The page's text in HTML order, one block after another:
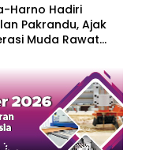
Harno Hadiri
Pakrandu, Ajak
Muda Rawat